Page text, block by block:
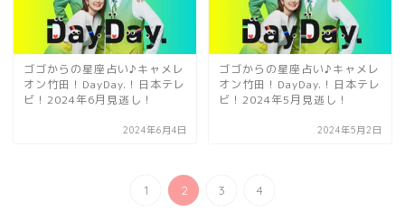
ゴゴからの星座占い♪キャメレ
オン竹田！DayDay.！日本テレ
ビ！2024年6月見逃し！
2024年6月4日
ゴゴからの星座占い♪キャメレ
オン竹田！DayDay.！日本テレ
ビ！2024年5月見逃し！
2024年5月2日
1 2 3 4